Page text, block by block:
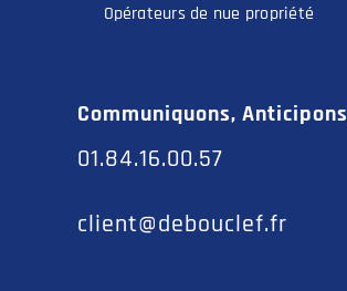
Opérateurs de nue propriété
Communiquons, Anticipons
01.84.16.00.57
client@debouclef.fr